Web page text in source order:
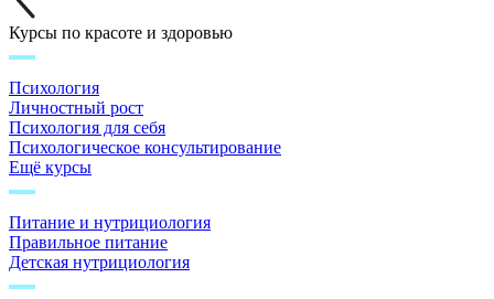
Курсы по красоте и здоровью
Психология
Личностный рост
Психология для себя
Психологическое консультирование
Ещё курсы
Питание и нутрициология
Правильное питание
Детская нутрициология